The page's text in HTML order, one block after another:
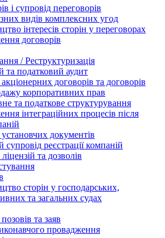
і супровід переговорів
видів комплексних угод
інтересів сторін у переговорах
договорів
/ Реструктуризація
податковий аудит
договорів та договорів
корпоративних прав
та податкове структурування
інтеграційних процесів після
документів
реєстрації компаній
та дозволів
сторін у господарських,
та загальних судах
та заяв
провадження